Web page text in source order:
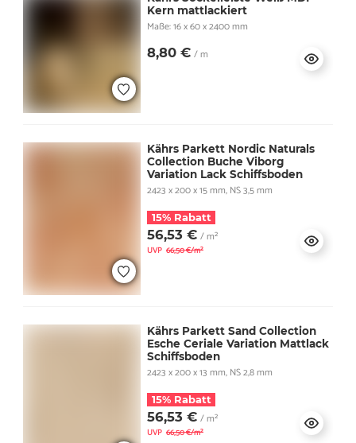
Kern mattlackiert
Maße: 16 x 60 x 2400 mm
8,80 € / m
Kährs Parkett Nordic Naturals
Collection Buche Viborg
Variation Lack Schiffsboden
2423 x 200 x 15 mm, NS 3,5 mm
15% Rabatt
56,53 € / m²
UVP 66,50 €/m²
Kährs Parkett Sand Collection
Esche Ceriale Variation Mattlack
Schiffsboden
2423 x 200 x 13 mm, NS 2,8 mm
15% Rabatt
56,53 € / m²
UVP 66,50 €/m²